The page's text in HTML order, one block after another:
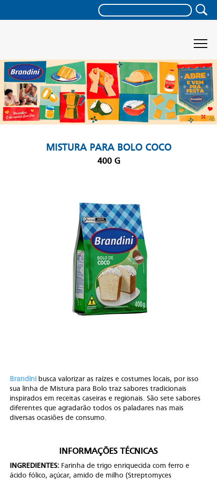
MISTURA PARA BOLO COCO
400 G
Brandini busca valorizar as raízes e costumes locais, por isso
sua linha de Mistura para Bolo traz sabores tradicionais
inspirados em receitas caseiras e regionais. São sete sabores
diferentes que agradarão todos os paladares nas mais
diversas ocasiões de consumo.
INFORMAÇÕES TÉCNICAS
INGREDIENTES: Farinha de trigo enriquecida com ferro e
ácido fólico, açúcar, amido de milho (Streptomyces